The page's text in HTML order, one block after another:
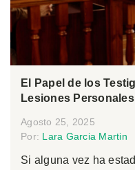
El Papel de los
Lesiones
Agosto 25, 2025
Por: Lara Garcia Martin
Si alguna vez ha